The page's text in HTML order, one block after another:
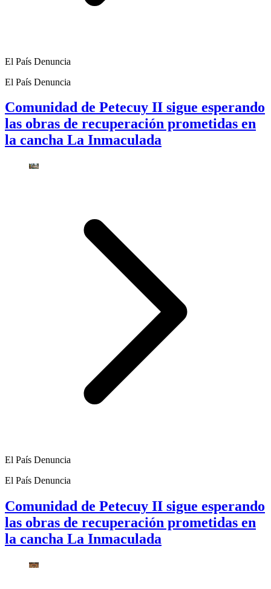
El País Denuncia
El País Denuncia
Comunidad de Petecuy II sigue esperando
las obras de recuperación prometidas en
la cancha La Inmaculada
El País Denuncia
El País Denuncia
Comunidad de Petecuy II sigue esperando
las obras de recuperación prometidas en
la cancha La Inmaculada